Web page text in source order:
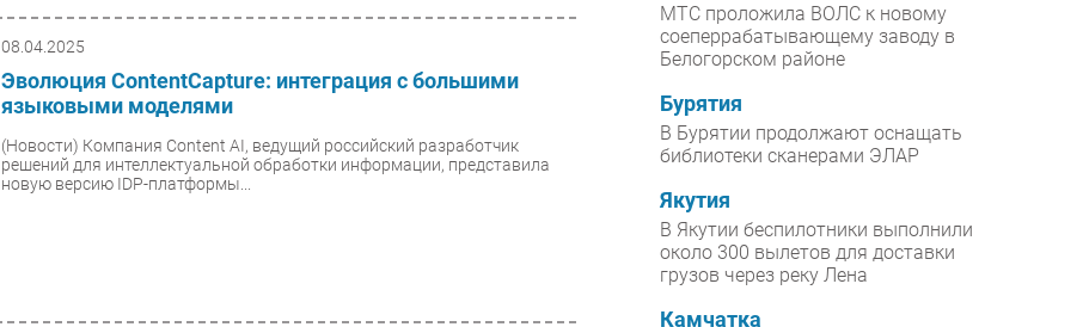
08.04.2025
Эволюция ContentCapture: интеграция с большими
языковыми моделями
(Новости) Компания Content AI, ведущий российский разработчик
решений для интеллектуальной обработки информации, представила
новую версию IDP-платформы...
МТС проложила ВОЛС к новому
соеперрабатывающему заводу в
Белогорском районе
Бурятия
В Бурятии продолжают оснащать
библиотеки сканерами ЭЛАР
Якутия
В Якутии беспилотники выполнили
около 300 вылетов для доставки
грузов через реку Лена
Камчатка